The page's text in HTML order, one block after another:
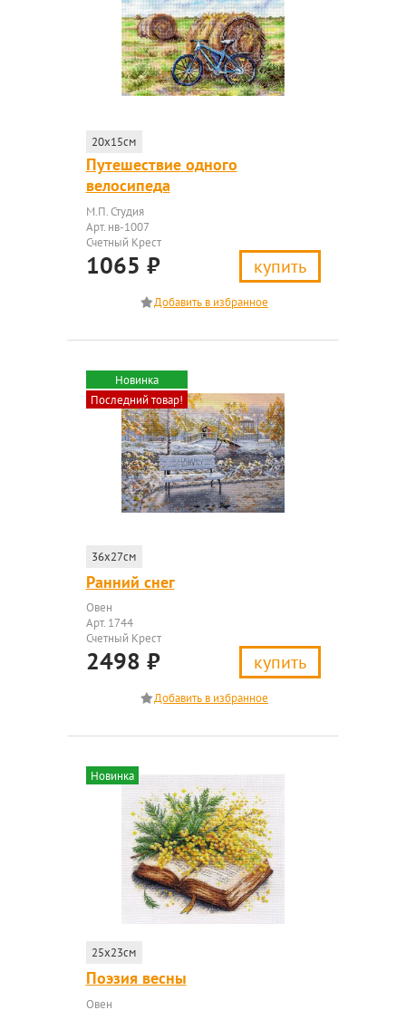
20x15см
Путешествие одного
велосипеда
М.П. Студия
Арт. нв-1007
Счетный Крест
1065 ₽ купить
Новинка
Последний товар!
36x27см
Ранний снег
Овен
Арт. 1744
Счетный Крест
2498 ₽ купить
Новинка
25x23см
Поэзия весны
Овен